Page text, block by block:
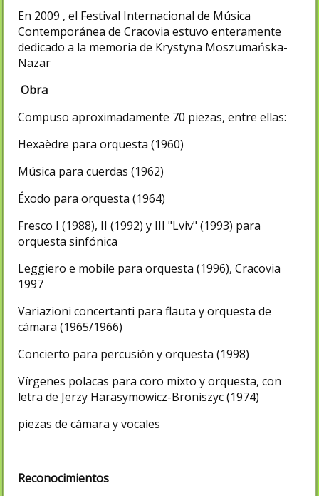
En 2009 , el Festival Internacional de Música
Contemporánea de Cracovia estuvo enteramente
dedicado a la memoria de Krystyna Moszumańska-
Nazar
Obra
Compuso aproximadamente 70 piezas, entre ellas:
Hexaèdre para orquesta (1960)
Música para cuerdas (1962)
Éxodo para orquesta (1964)
Fresco I (1988), II (1992) y III "Lviv" (1993) para
orquesta sinfónica
Leggiero e mobile para orquesta (1996), Cracovia
1997
Variazioni concertanti para flauta y orquesta de
cámara (1965/1966)
Concierto para percusión y orquesta (1998)
Vírgenes polacas para coro mixto y orquesta, con
letra de Jerzy Harasymowicz-Broniszyc (1974)
piezas de cámara y vocales
Reconocimientos